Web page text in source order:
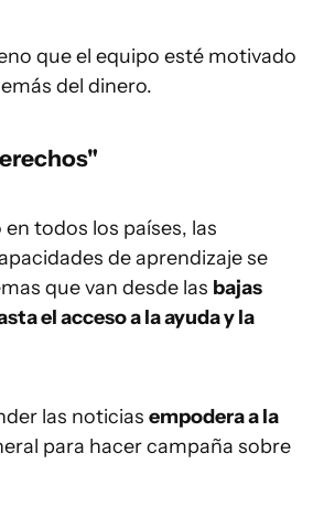
que el equipo esté motivado
del dinero.
todos los países, las
de aprendizaje se
que van desde las bajas
el acceso a la ayuda y la
las noticias empodera a la
para hacer campaña sobre